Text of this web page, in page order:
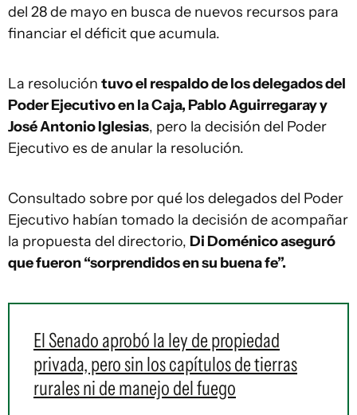
del 28 de mayo en busca de nuevos recursos para
financiar el déficit que acumula.
La resolución tuvo el respaldo de los delegados del
Poder Ejecutivo en la Caja, Pablo Aguirregaray y
José Antonio Iglesias, pero la decisión del Poder
Ejecutivo es de anular la resolución.
Consultado sobre por qué los delegados del Poder
Ejecutivo habían tomado la decisión de acompañar
la propuesta del directorio, Di Doménico aseguró
que fueron “sorprendidos en su buena fe”.
El Senado aprobó la ley de propiedad
privada, pero sin los capítulos de tierras
rurales ni de manejo del fuego